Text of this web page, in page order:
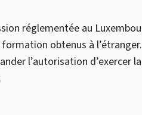
réglementée au
obtenus à
l’autorisation d’exercer